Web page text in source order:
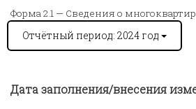
Форма 2.1 — Сведения о
Отчётный период: 2024 год
Дата заполнения/внесения